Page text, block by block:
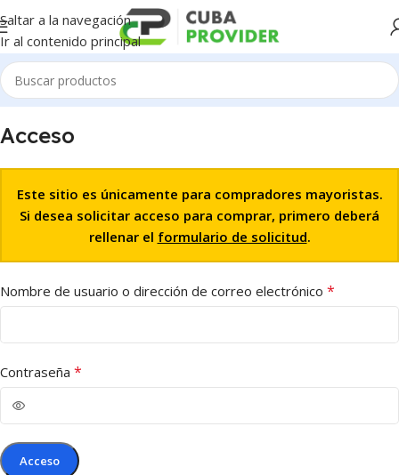
Saltar a la navegación
Ir al contenido principal
Acceso
Este sitio es únicamente para compradores mayoristas.
Si desea solicitar acceso para comprar, primero deberá
rellenar el formulario de solicitud.
Nombre de usuario o dirección de correo electrónico *
Contraseña *
Acceso